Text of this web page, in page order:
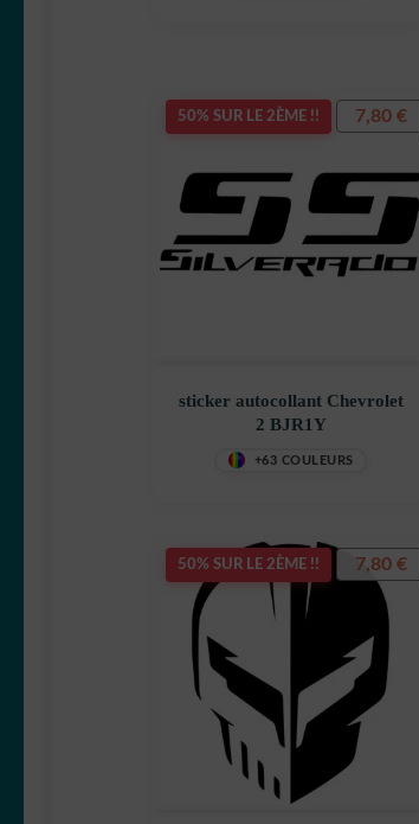
50% SUR LE 2ÈME !!
sticker autocollant Chevrolet
2 BJR1Y
+63 COULEURS
7,80€
50% SUR LE 2ÈME !! 7,80€